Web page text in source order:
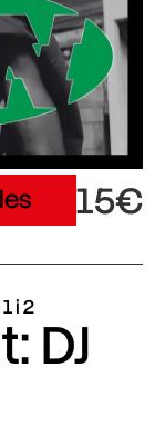
15€
i 2
DJ